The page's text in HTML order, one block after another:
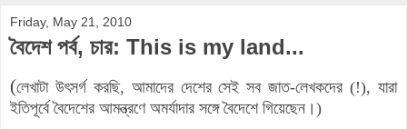
Friday, May 21, 2010
বৈদেশ পর্ব, চার: This is my land...
(লেখাটা উৎসর্গ করছি, আমাদের দেশের সেই সব জাত-লেখকদের (!), যারা
ইতিপূর্বে বৈদেশের আমন্ত্রণে অমর্যাদার সঙ্গে বৈদেশে গিয়েছেন।)